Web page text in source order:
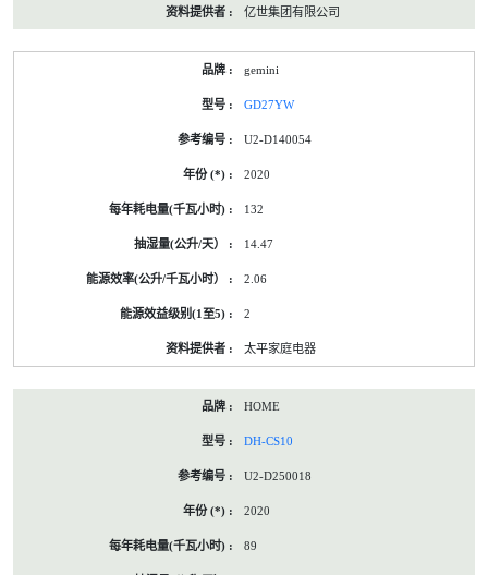
亿世集团有限公司
gemini
GD27YW
U2-D140054
2020
132
14.47
2.06
2
太平家庭电器
HOME
DH-CS10
U2-D250018
2020
89